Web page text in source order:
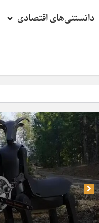
دانستنی‌های اقتصادی